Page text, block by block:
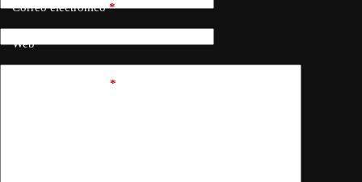
Correo electrónico*
Web
*